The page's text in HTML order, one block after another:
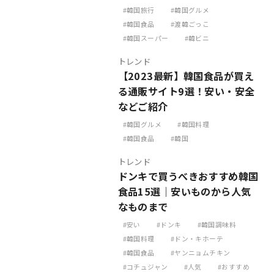
韓国旅行
韓国グルメ
韓国食品
渡韓ごっこ
韓国スーパー
韓ビニ
トレンド
【2023最新】韓国食品が買え
る通販サイト9選！安い・安全
などご紹介
韓国グルメ
韓国料理
韓国食品
韓国
トレンド
ドンキで買うべきおすすめ韓国
食品15選｜安いものから人気
なものまで
安い ドンキ
韓国調味料
韓国料理
ドン・キホーテ
韓国食品
ヤンニョムチキン
コチュジャン
人気 おすすめ